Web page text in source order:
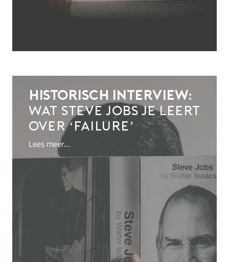
Historisch interview:
wat Steve Jobs je leert
over ‘failure’
Lees meer…